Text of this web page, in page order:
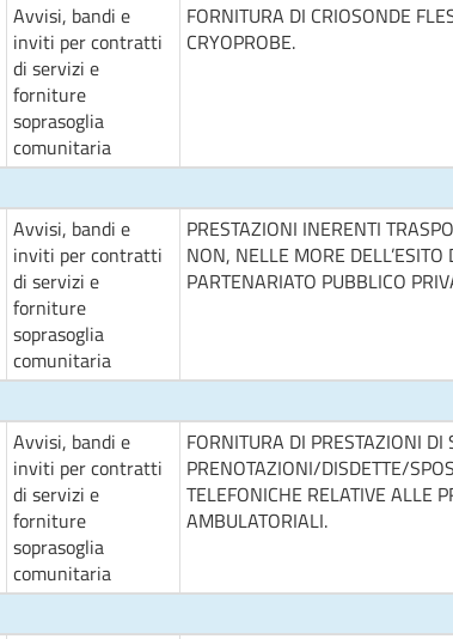
Avvisi, bandi e
inviti per contratti
di servizi e
forniture
soprasoglia
comunitaria
FORNITURA DI CRIOSONDE
CRYOPROBE.
Avvisi, bandi e
inviti per contratti
di servizi e
forniture
soprasoglia
comunitaria
PRESTAZIONI INERENTI
NON, NELLE MORE
PARTENARIATO PUBBLICO
Avvisi, bandi e
inviti per contratti
di servizi e
forniture
soprasoglia
comunitaria
FORNITURA DI PRESTAZIONI DI
PRENOTAZIONI/DISDETTE/
TELEFONICHE RELATIVE ALLE
AMBULATORIALI.